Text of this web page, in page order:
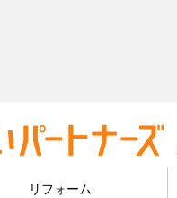
リフォーム